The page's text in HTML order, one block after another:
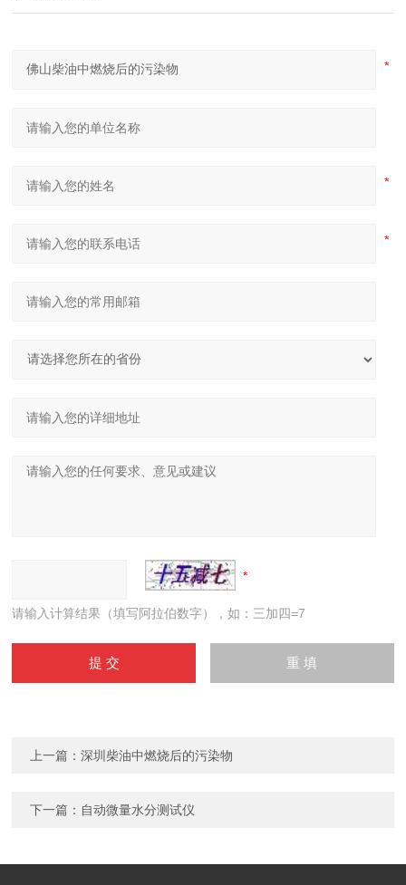
请输入计算结果（填写阿拉伯数字），如：三加四=7
上一篇：深圳柴油中燃烧后的污染物
下一篇： 自动微量水分测试仪